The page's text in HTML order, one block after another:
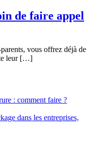
de faire appel
vous offrez déjà de
leur […]
: comment faire ?
dans les entreprises,